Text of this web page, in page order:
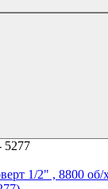
5277
1/2" , 8800 об/